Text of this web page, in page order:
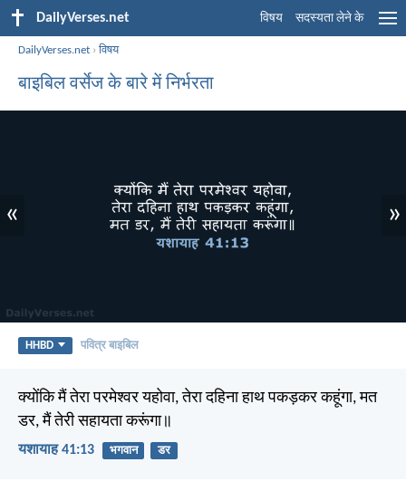
DailyVerses.net विषय सदस्यता लेने के
DailyVerses.net ›विषय
बाइबिल वर्सेज के बारे में निर्भरता
« »
HHBD पवित्र बाइबिल
क्योंकि मैं तेरा परमेश्वर यहोवा, तेरा दहिना हाथ पकड़कर कहूंगा, मत
डर, मैं तेरी सहायता करूंगा॥
यशायाह 41:13 भगवान डर